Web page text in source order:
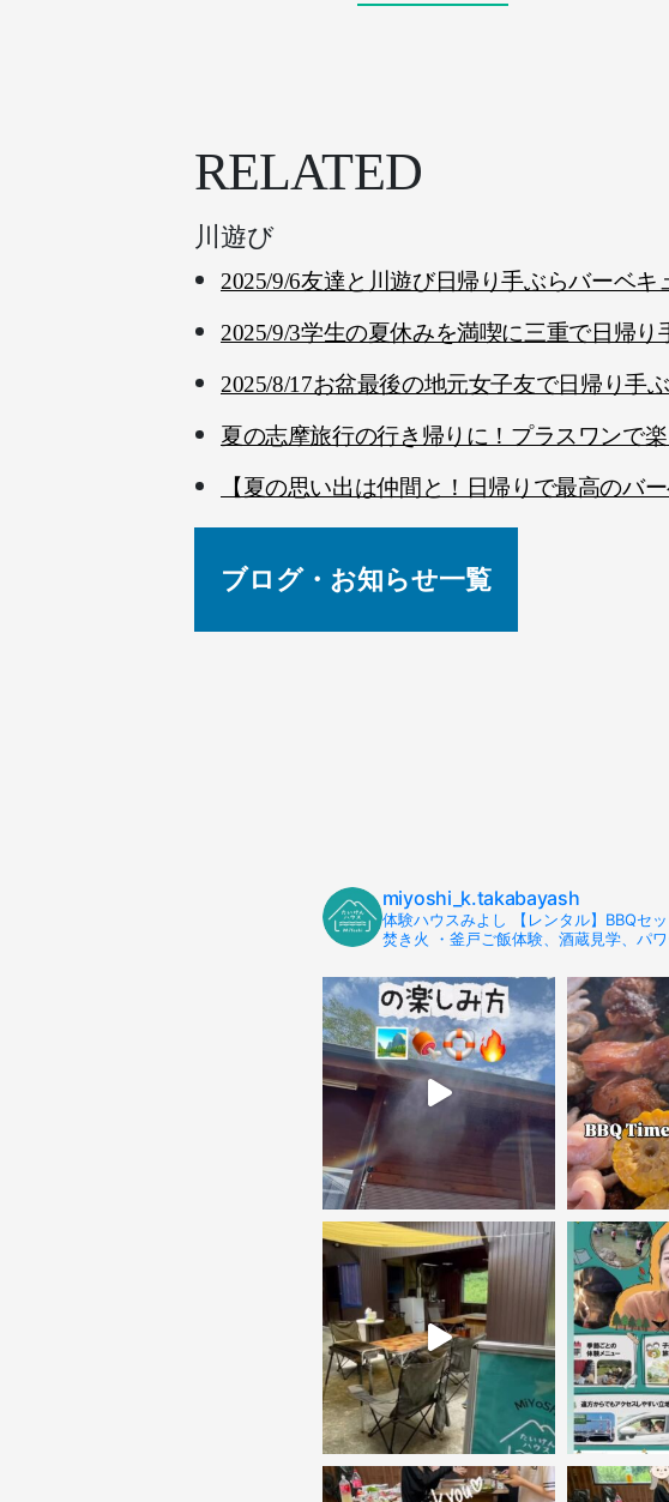
RELATED
川遊び
2025/9/6友達と川遊び日帰り手ぶらバーベ
2025/9/3学生の夏休みを満喫に三重で日帰り
2025/8/17お盆最後の地元女子友で日帰り手
夏の志摩旅行の行き帰りに！プラスワンで
【夏の思い出は仲間と！日帰りで最高のバ
ブログ・お知らせ一覧
miyoshi_k.takabayash
体験ハウスみよし 【レンタル】BBQセ
焚き火 ・釜戸ご飯体験、酒蔵見学、パ